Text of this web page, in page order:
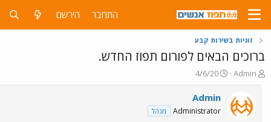
התחבר הירשם
זוגיות בשירות קבע
ברוכים הבאים לפורום תפוז החדש.
פ
ו
ח
Admin
פ
ו
ר
ם
4/6/20
Admin
Administrator מנהל